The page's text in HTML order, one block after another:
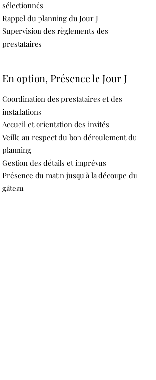
sélectionnés
Rappel du planning du Jour J
Supervision des règlements des
prestataires
En option, Présence le Jour J
Coordination des prestataires et des
installations
Accueil et orientation des invités
Veille au respect du bon déroulement du
planning
Gestion des détails et imprévus
Présence du matin jusqu'à la découpe du
gâteau